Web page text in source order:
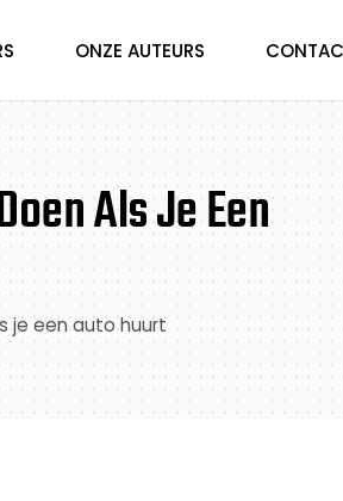
ONZE AUTEURS
Als Je Een
je een auto huurt